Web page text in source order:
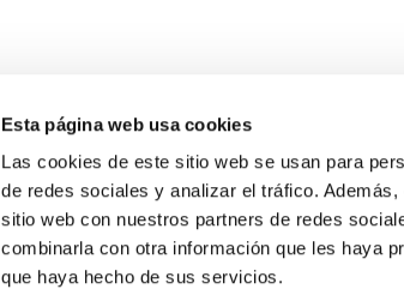
Esta página web usa cookies
Las cookies de este sitio web se usan para
de redes sociales y analizar el tráfico.
sitio web con nuestros partners de redes
combinarla con otra información que les haya
que haya hecho de sus servicios.
Política